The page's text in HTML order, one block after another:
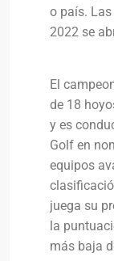
o país.
2022 se
El
de 18
y es
Golf en
equipos
juega su
la
más baja